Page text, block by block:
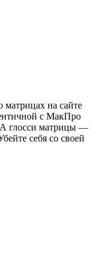
на сайте
с МакПро
А глосси матрицы —
себя со своей